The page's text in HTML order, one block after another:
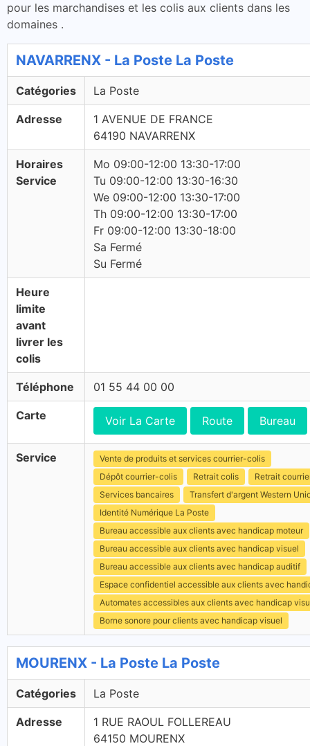
pour les marchandises et les colis aux clients dans les
domaines .
NAVARRENX - La Poste La Poste
Catégories La Poste
Adresse
1 AVENUE DE FRANCE
64190 NAVARRENX
Horaires
Service
Mo 09:00-12:00 13:30-17:00
Tu 09:00-12:00 13:30-16:30
We 09:00-12:00 13:30-17:00
Th 09:00-12:00 13:30-17:00
Fr 09:00-12:00 13:30-18:00
Sa Fermé
Su Fermé
Heure
limite
avant
livrer les
colis
Téléphone 01 55 44 00 00
Carte Voir La Carte Route Bureau
Service
Vente de produits et services courrier-colis
Dépôt courrier-colis
Retrait colis
Retrait
Services bancaires
Transfert d'argent Western
Identité Numérique La Poste
Bureau accessible aux clients avec handicap moteur
Bureau accessible aux clients avec handicap visuel
Bureau accessible aux clients avec handicap auditif
Espace confidentiel accessible aux clients avec
Automates accessibles aux clients avec handicap
Borne sonore pour clients avec handicap visuel
MOURENX - La Poste La Poste
Catégories La Poste
Adresse
1 RUE RAOUL FOLLEREAU
64150 MOURENX